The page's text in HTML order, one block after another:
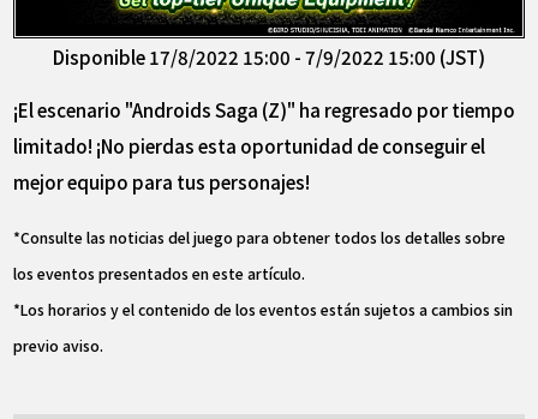
Disponible 17/8/2022 15:00 - 7/9/2022 15:00 (JST)
¡El escenario "Androids Saga (Z)" ha regresado por tiempo
limitado! ¡No pierdas esta oportunidad de conseguir el
mejor equipo para tus personajes!
*Consulte las noticias del juego para obtener todos los detalles sobre
los eventos presentados en este artículo.
*Los horarios y el contenido de los eventos están sujetos a cambios sin
previo aviso.